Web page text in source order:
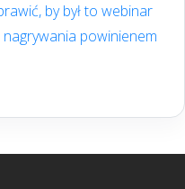
by był to webinar
nagrywania powinienem